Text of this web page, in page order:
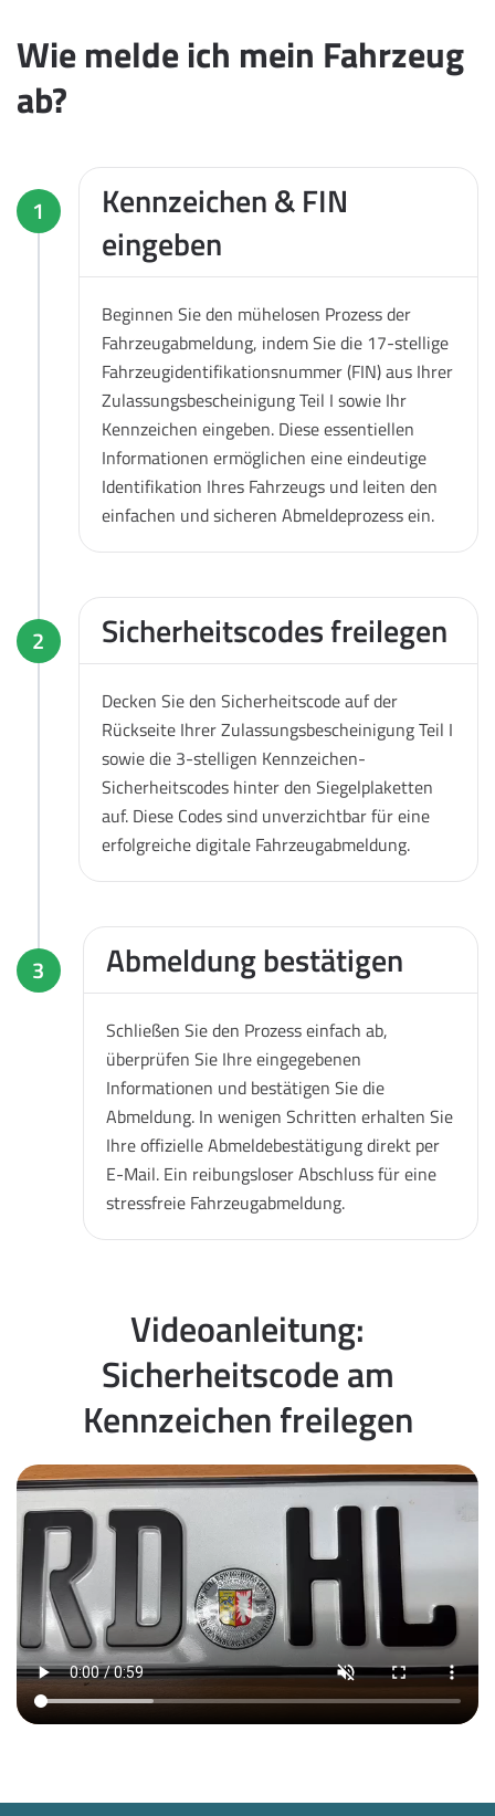
Wie melde ich mein Fahrzeug
ab?
1
Kennzeichen & FIN
eingeben
Beginnen Sie den mühelosen Prozess der
Fahrzeugabmeldung, indem Sie die 17-stellige
Fahrzeugidentifikationsnummer (FIN) aus Ihrer
Zulassungsbescheinigung Teil I sowie Ihr
Kennzeichen eingeben. Diese essentiellen
Informationen ermöglichen eine eindeutige
Identifikation Ihres Fahrzeugs und leiten den
einfachen und sicheren Abmeldeprozess ein.
2 Sicherheitscodes freilegen
Decken Sie den Sicherheitscode auf der
Rückseite Ihrer Zulassungsbescheinigung Teil I
sowie die 3-stelligen Kennzeichen-
Sicherheitscodes hinter den Siegelplaketten
auf. Diese Codes sind unverzichtbar für eine
erfolgreiche digitale Fahrzeugabmeldung.
3 Abmeldung bestätigen
Schließen Sie den Prozess einfach ab,
überprüfen Sie Ihre eingegebenen
Informationen und bestätigen Sie die
Abmeldung. In wenigen Schritten erhalten Sie
Ihre offizielle Abmeldebestätigung direkt per
E-Mail. Ein reibungsloser Abschluss für eine
stressfreie Fahrzeugabmeldung.
Videoanleitung:
Sicherheitscode am
Kennzeichen freilegen